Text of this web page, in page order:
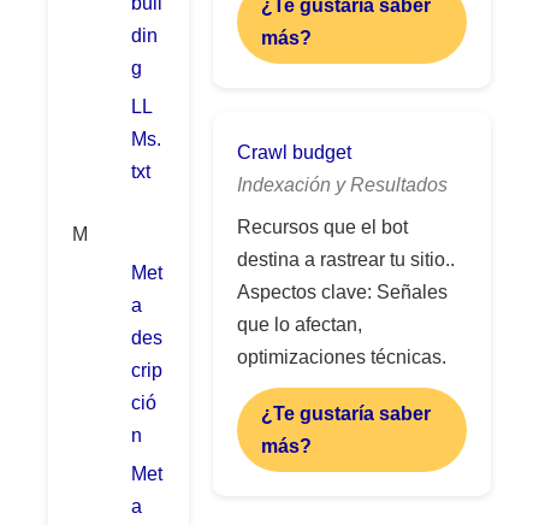
din
g
LL
Ms.
txt
M
Met
a
des
crip
ció
n
Met
a
¿Te gustaría saber
más?
Crawl budget
Indexación y Resultados
Recursos que el bot
destina a rastrear tu sitio..
Aspectos clave: Señales
que lo afectan,
optimizaciones técnicas.
¿Te gustaría saber
más?